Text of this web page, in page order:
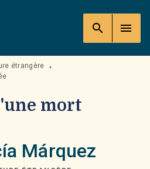
search menu
étrangère
•
mort
Márquez